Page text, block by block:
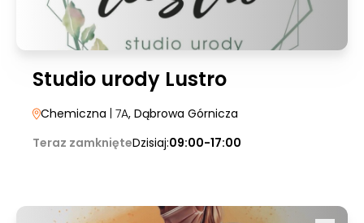
Studio urody Lustro
Chemiczna | 7A, Dąbrowa Górnicza
Teraz zamknięteDzisiaj:09:00-17:00